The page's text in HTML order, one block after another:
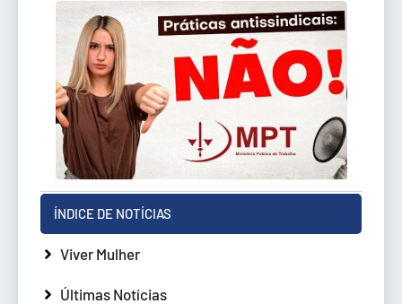
ÍNDICE DE NOTÍCIAS
Viver Mulher
Últimas Notícias